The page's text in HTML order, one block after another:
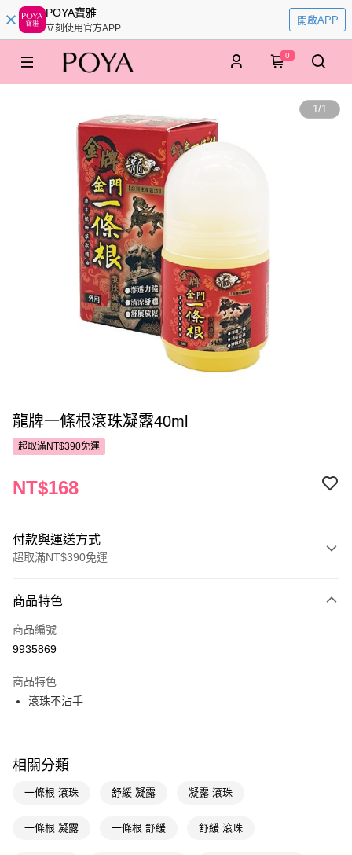
POYA寶雅
立刻使用官方APP
開啟APP
0
1/1
龍牌一條根滾珠凝露40ml
超取滿NT$390免運
NT$168
付款與運送方式
超取滿NT$390免運
POYA支付
信用卡一次付款
LINE Pay
街口支付
商品特色
商品編號
9935869
商品特色
滾珠不沾手
相關分類
一條根 滾珠 舒緩 凝露 凝露 滾珠
一條根 凝露 一條根 舒緩 舒緩 滾珠